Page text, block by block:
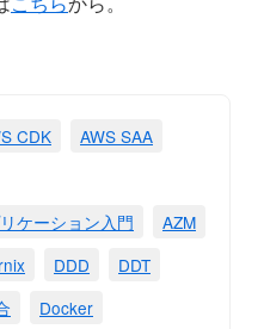
CDK
AWS SAA
ケーション入門
AZM
DDD
DDT
Docker